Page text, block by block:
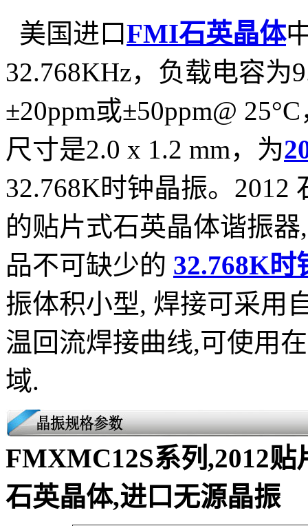
美国进口FMI石英晶体
32.768KHz，负载电容为
±20ppm或±50ppm@
尺寸是2.0 x 1.2 mm，为
32.768K时钟晶振。2012
的贴片式石英晶体谐振
品不可缺少的 32.768K时
振体积小型, 焊接可采用
温回流焊接曲线,可使用
域.
FMXMC12S系列,2012
石英晶体,进口无源晶振